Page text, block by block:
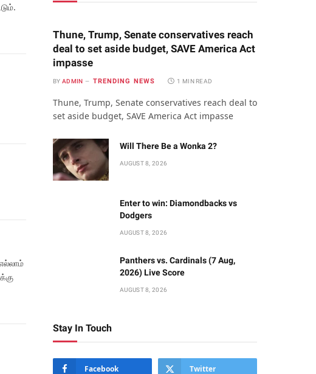
Thune, Trump, Senate conservatives reach
deal to set aside budget, SAVE America Act
impasse
BY ADMIN TRENDING NEWS 1 MIN READ
Thune, Trump, Senate conservatives reach deal to
set aside budget, SAVE America Act impasse
Will There Be a Wonka 2?
AUGUST 8, 2026
Enter to win: Diamondbacks vs
Dodgers
AUGUST 8, 2026
Panthers vs. Cardinals (7 Aug,
2026) Live Score
AUGUST 8, 2026
Stay In Touch
Facebook Twitter